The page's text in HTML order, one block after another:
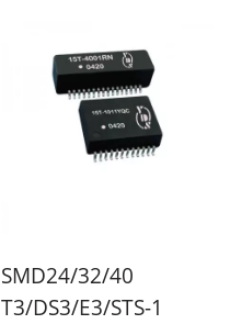
SMD24/32/40
T3/DS3/E3/STS-1